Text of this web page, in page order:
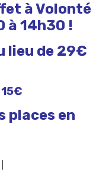
à Volonté
à 14h30 !
lieu de 29€
places en